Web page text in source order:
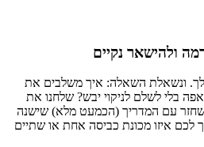
ולהישאר נקיים
ונשאלת השאלה: איך משלבים את
בלי לשלם לניקוי יבש? שלחנו את
שחזר עם המדריך (הכמעט מלא) שישנה
לכם איזו מכונת כביסה אחת או שתיים